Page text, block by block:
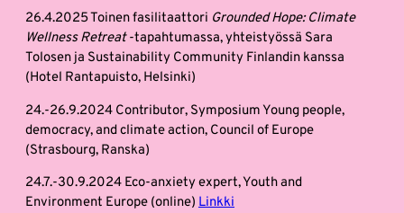
26.4.2025 Toinen fasilitaattori Grounded Hope: Climate
Wellness Retreat-tapahtumassa, yhteistyössä Sara
Tolosen ja Sustainability Community Finlandin kanssa
(Hotel Rantapuisto, Helsinki)
24.-26.9.2024 Contributor, Symposium Young people,
democracy, and climate action, Council of Europe
(Strasbourg, Ranska)
24.7.-30.9.2024 Eco-anxiety expert, Youth and
Environment Europe (online) Linkki